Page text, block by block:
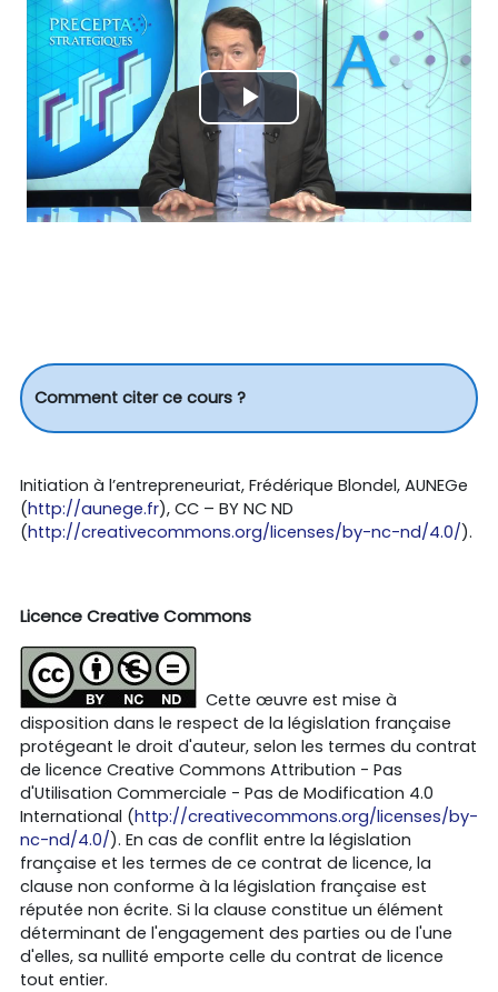
Lire
la
vidéo
Comment citer ce cours ?
Initiation à l’entrepreneuriat, Frédérique Blondel, AUNEGe
(http://aunege.fr), CC – BY NC ND
(http://creativecommons.org/licenses/by-nc-nd/4.0/).
Licence Creative Commons
Cette œuvre est mise à
disposition dans le respect de la législation française
protégeant le droit d'auteur, selon les termes du contrat
de licence Creative Commons Attribution - Pas
d'Utilisation Commerciale - Pas de Modification 4.0
International (http://creativecommons.org/licenses/by-
nc-nd/4.0/). En cas de conflit entre la législation
française et les termes de ce contrat de licence, la
clause non conforme à la législation française est
réputée non écrite. Si la clause constitue un élément
déterminant de l'engagement des parties ou de l'une
d'elles, sa nullité emporte celle du contrat de licence
tout entier.